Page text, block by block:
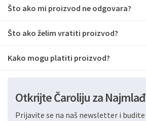
Što ako mi proizvod ne odgovara?
Što ako želim vratiti proizvod?
Kako mogu platiti proizvod?
Otkrijte Čaroliju za
Prijavite se na naš newsletter i